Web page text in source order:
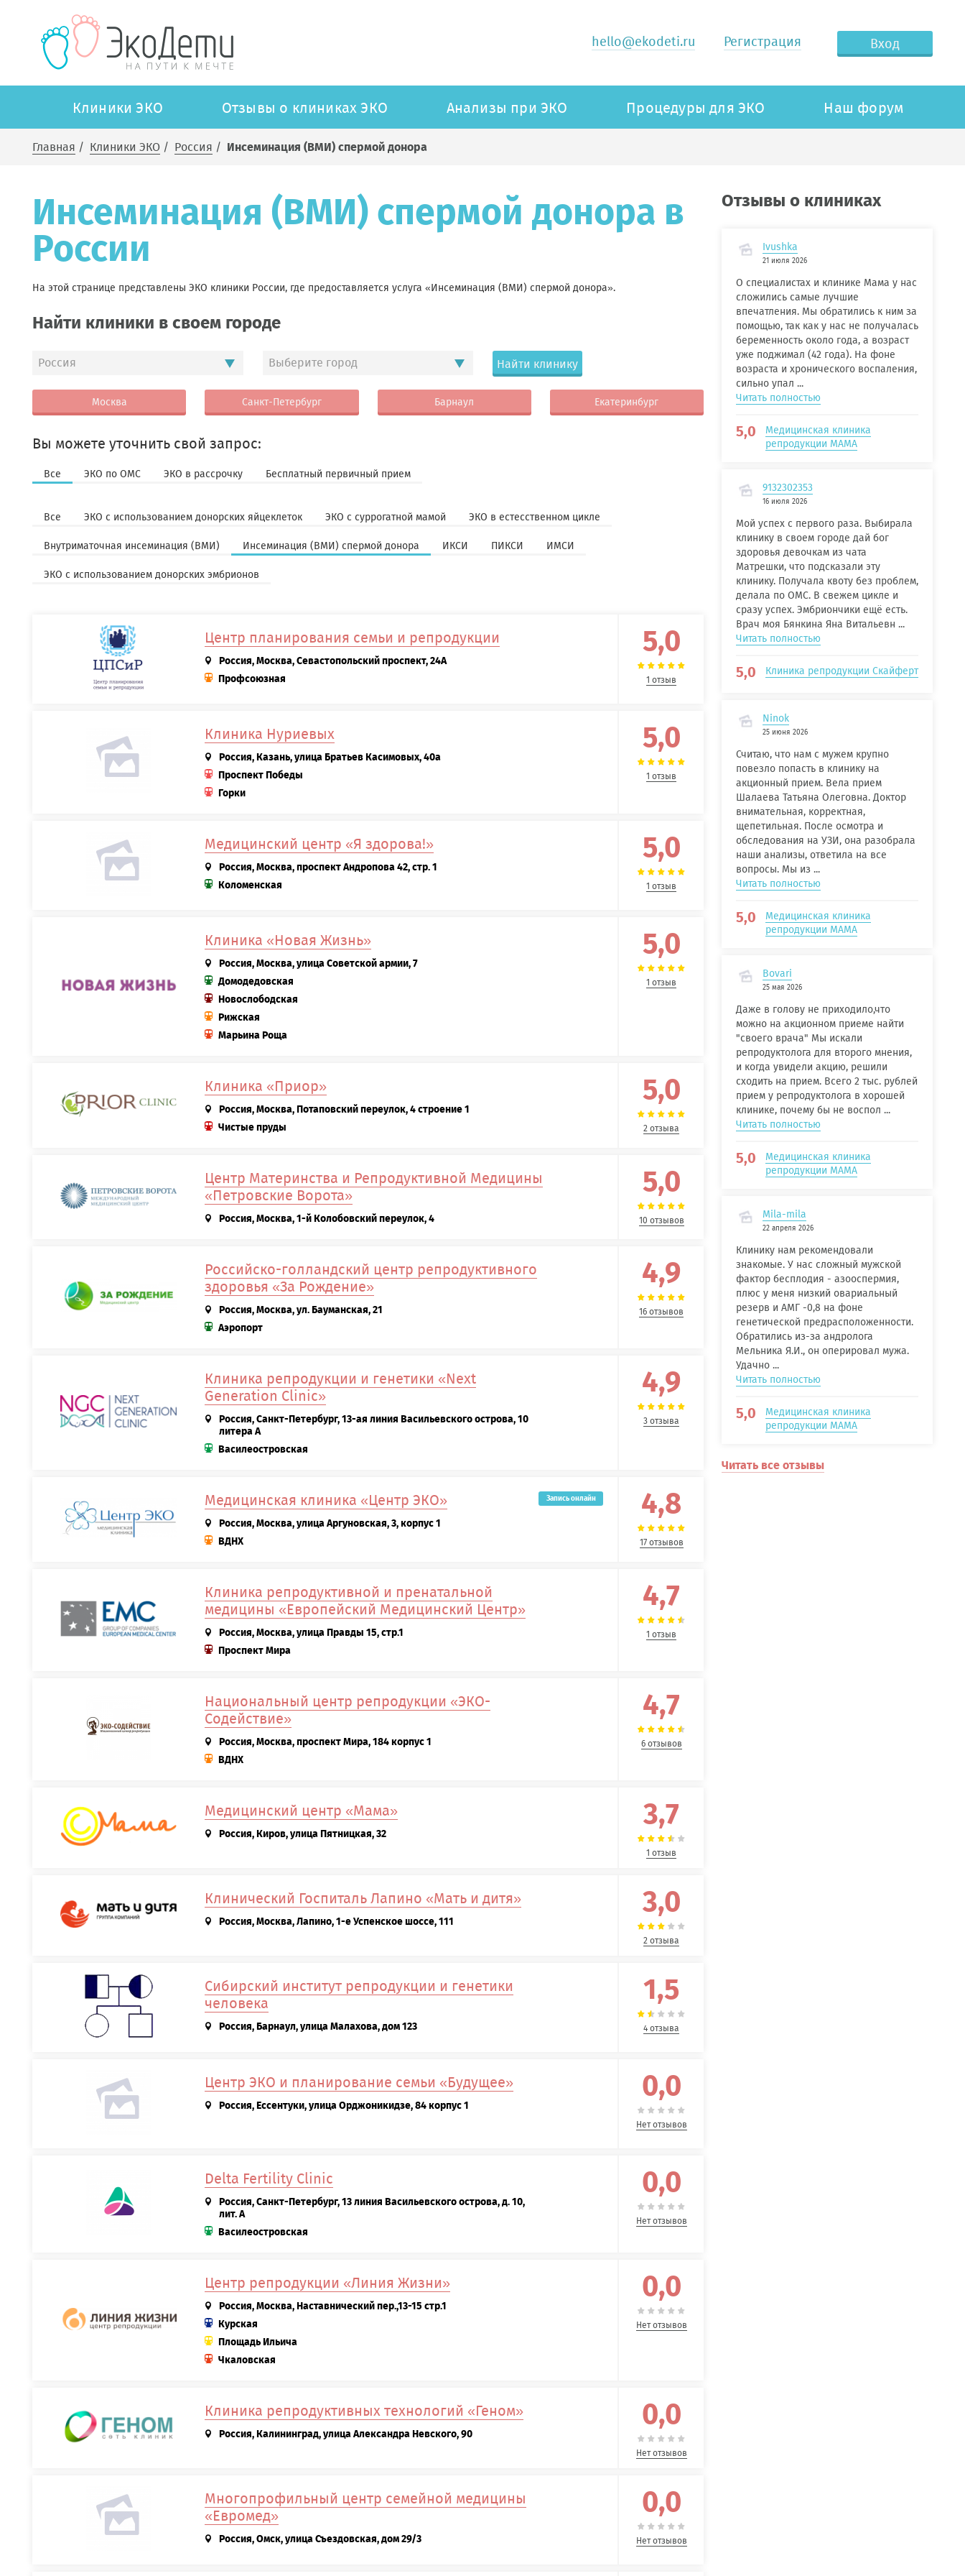
hello@ekodeti.ru Регистрация Вход
Клиники ЭКО Отзывы о клиниках ЭКО Анализы при ЭКО Процедуры для ЭКО Наш форум
Главная / Клиники ЭКО / Россия / Инсеминация (ВМИ) спермой донора
Инсеминация (ВМИ) спермой донора в
России
На этой странице представлены ЭКО клиники России, где предоставляется услуга «Инсеминация (ВМИ) спермой донора».
Найти клиники в своем городе
Россия Выберите город Найти клинику
Москва Санкт-Петербург Барнаул Екатеринбург
Вы можете уточнить свой запрос:
Все ЭКО по ОМС ЭКО в рассрочку Бесплатный первичный прием
Все ЭКО с использованием донорских яйцеклеток ЭКО с суррогатной мамой ЭКО в естесственном цикле
Внутриматочная инсеминация (ВМИ) Инсеминация (ВМИ) спермой донора ИКСИ ПИКСИ ИМСИ
ЭКО с использованием донорских эмбрионов
Центр планирования семьи и репродукции
Россия, Москва, Севастопольский проспект, 24А
Профсоюзная
5,0
1 отзыв
Клиника Нуриевых
Россия, Казань, улица Братьев Касимовых, 40а
Проспект Победы
Горки
5,0
1 отзыв
Медицинский центр «Я здорова!»
Россия, Москва, проспект Андропова 42, стр. 1
Коломенская
5,0
1 отзыв
Клиника «Новая Жизнь»
Россия, Москва, улица Советской армии, 7
Домодедовская
Новослободская
Рижская
Марьина Роща
5,0
1 отзыв
Клиника «Приор»
Россия, Москва, Потаповский переулок, 4 строение 1
Чистые пруды
5,0
2 отзыва
Центр Материнства и Репродуктивной Медицины
«Петровские Ворота»
Россия, Москва, 1-й Колобовский переулок, 4
5,0
10 отзывов
Российско-голландский центр репродуктивного
здоровья «За Рождение»
Россия, Москва, ул. Бауманская, 21
Аэропорт
4,9
16 отзывов
Клиника репродукции и генетики «Next
Generation Clinic»
Россия, Санкт-Петербург, 13-ая линия Васильевского острова, 10
литера А
Василеостровская
4,9
3 отзыва
Медицинская клиника «Центр ЭКО»
Россия, Москва, улица Аргуновская, 3, корпус 1
ВДНХ
Запись онлайн 4,8
17 отзывов
Клиника репродуктивной и пренатальной
медицины «Европейский Медицинский Центр»
Россия, Москва, улица Правды 15, стр.1
Проспект Мира
4,7
1 отзыв
Национальный центр репродукции «ЭКО-
Содействие»
Россия, Москва, проспект Мира, 184 корпус 1
ВДНХ
4,7
6 отзывов
Медицинский центр «Мама»
Россия, Киров, улица Пятницкая, 32
3,7
1 отзыв
Клинический Госпиталь Лапино «Мать и дитя»
Россия, Москва, Лапино, 1-е Успенское шоссе, 111
3,0
2 отзыва
Сибирский институт репродукции и генетики
человека
Россия, Барнаул, улица Малахова, дом 123
1,5
4 отзыва
Центр ЭКО и планирование семьи «Будущее»
Россия, Ессентуки, улица Орджоникидзе, 84 корпус 1
0,0
Нет отзывов
Delta Fertility Clinic
Россия, Санкт-Петербург, 13 линия Васильевского острова, д. 10,
лит. А
Василеостровская
0,0
Нет отзывов
Центр репродукции «Линия Жизни»
Россия, Москва, Наставнический пер.,13-15 стр.1
Курская
Площадь Ильича
Чкаловская
0,0
Нет отзывов
Клиника репродуктивных технологий «Геном»
Россия, Калининград, улица Александра Невского, 90
0,0
Нет отзывов
Многопрофильный центр семейной медицины
«Евромед»
Россия, Омск, улица Съездовская, дом 29/3
0,0
Нет отзывов
Отзывы о клиниках
Ivushka
21 июля 2026
О специалистах и клинике Мама у нас
сложились самые лучшие
впечатления. Мы обратились к ним за
помощью, так как у нас не получалась
беременность около года, а возраст
уже поджимал (42 года). На фоне
возраста и хронического воспаления,
сильно упал ...
Читать полностью
5,0
Медицинская клиника
репродукции МАМА
9132302353
16 июля 2026
Мой успех с первого раза. Выбирала
клинику в своем городе дай бог
здоровья девочкам из чата
Матрешки, что подсказали эту
клинику. Получала квоту без проблем,
делала по ОМС. В свежем цикле и
сразу успех. Эмбриончики ещё есть.
Врач моя Бянкина Яна Витальевн ...
Читать полностью
5,0 Клиника репродукции Скайферт
Ninok
25 июня 2026
Считаю, что нам с мужем крупно
повезло попасть в клинику на
акционный прием. Вела прием
Шалаева Татьяна Олеговна. Доктор
внимательная, корректная,
щепетильная. После осмотра и
обследования на УЗИ, она разобрала
наши анализы, ответила на все
вопросы. Мы из ...
Читать полностью
5,0
Медицинская клиника
репродукции МАМА
Bovari
25 мая 2026
Даже в голову не приходило,что
можно на акционном приеме найти
"своего врача" Мы искали
репродуктолога для второго мнения,
и когда увидели акцию, решили
сходить на прием. Всего 2 тыс. рублей
прием у репродуктолога в хорошей
клинике, почему бы не воспол ...
Читать полностью
5,0
Медицинская клиника
репродукции МАМА
Mila-mila
22 апреля 2026
Клинику нам рекомендовали
знакомые. У нас сложный мужской
фактор бесплодия - азооспермия,
плюс у меня низкий овариальный
резерв и АМГ -0,8 на фоне
генетической предрасположенности.
Обратились из-за андролога
Мельника Я.И., он оперировал мужа.
Удачно ...
Читать полностью
5,0
Медицинская клиника
репродукции МАМА
Читать все отзывы